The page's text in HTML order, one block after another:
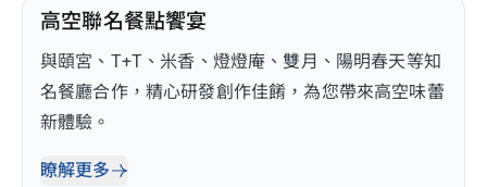
高空聯名餐點饗宴
與頤宮、T+T、米香、燈燈庵、雙月、陽明春天等知
名餐廳合作，精心研發創作佳餚，為您帶來高空味蕾
新體驗。
瞭解更多